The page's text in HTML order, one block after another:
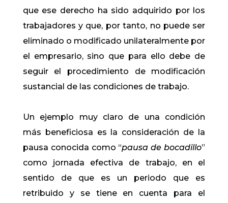
que ese derecho ha sido adquirido por los
trabajadores y que, por tanto, no puede ser
eliminado o modificado unilateralmente por
el empresario, sino que para ello debe de
seguir el procedimiento de modificación
sustancial de las condiciones de trabajo.
Un ejemplo muy claro de una condición
más beneficiosa es la consideración de la
pausa conocida como “pausa de bocadillo”
como jornada efectiva de trabajo, en el
sentido de que es un periodo que es
retribuido y se tiene en cuenta para el